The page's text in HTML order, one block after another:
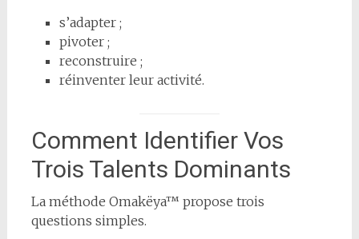
s’adapter ;
pivoter ;
reconstruire ;
réinventer leur activité.
Comment Identifier Vos
Trois Talents Dominants
La méthode Omakëya™ propose trois
questions simples.